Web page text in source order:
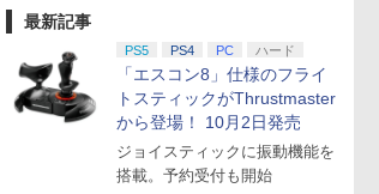
最新記事
PS5 PS4 PC ハード
「エスコン8」仕様のフライ
トスティックがThrustmaster
から登場！ 10月2日発売
ジョイスティックに振動機能を
搭載。予約受付も開始